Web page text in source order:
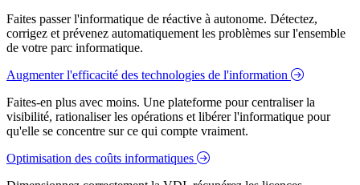
Faites passer l'informatique de réactive à autonome. Détectez,
corrigez et prévenez automatiquement les problèmes sur l'ensemble
de votre parc informatique.
Augmenter l'efficacité des technologies de l'information
Faites-en plus avec moins. Une plateforme pour centraliser la
visibilité, rationaliser les opérations et libérer l'informatique pour
qu'elle se concentre sur ce qui compte vraiment.
Optimisation des coûts informatiques